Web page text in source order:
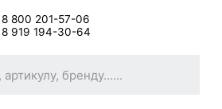
8 800 201-57-06
8 919 194-30-64